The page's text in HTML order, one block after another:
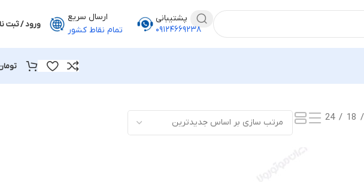
پشتیبانی
۰۹۱۲۴۶۶۹۲۳۸
ارسال سریع
تمام نقاط کشور
ورود / ثبت
18
24